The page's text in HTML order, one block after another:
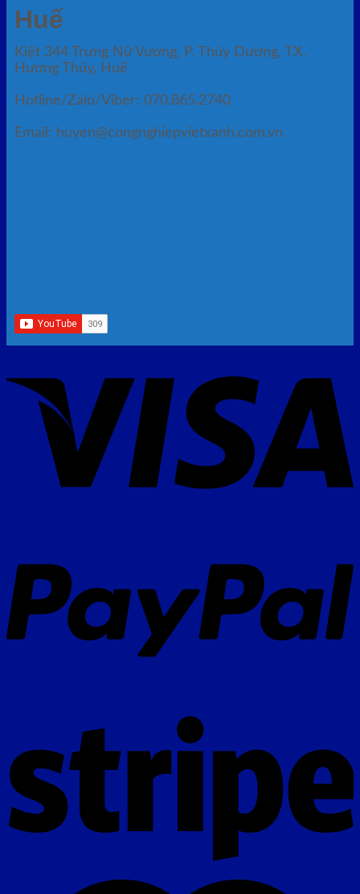
Huế
Kiệt 344 Trưng Nữ Vương, P. Thủy Dương, TX.
Hương Thủy, Huế
Hotline/Zalo/Viber: 070.865.2740
Email: huyen@congnghiepvietxanh.com.vn